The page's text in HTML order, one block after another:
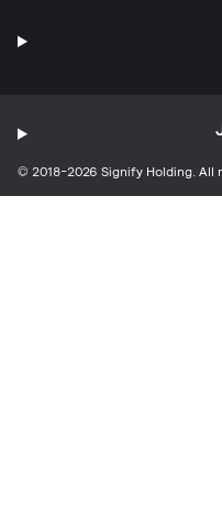
© 2018-2026 Signify Holding. All